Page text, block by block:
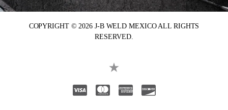
COPYRIGHT © 2026 J-B WELD MEXICO ALL RIGHTS
RESERVED.
Visa MastercardAmerican Express